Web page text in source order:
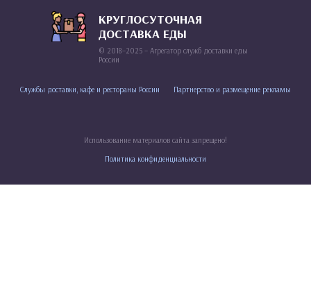
КРУГЛОСУТОЧНАЯ
ДОСТАВКА ЕДЫ
© 2018–2025 – Агрегатор служб доставки еды
России
Службы доставки, кафе и рестораны России Партнерство и размещение рекламы
Использование материалов сайта запрещено!
Политика конфиденциальности